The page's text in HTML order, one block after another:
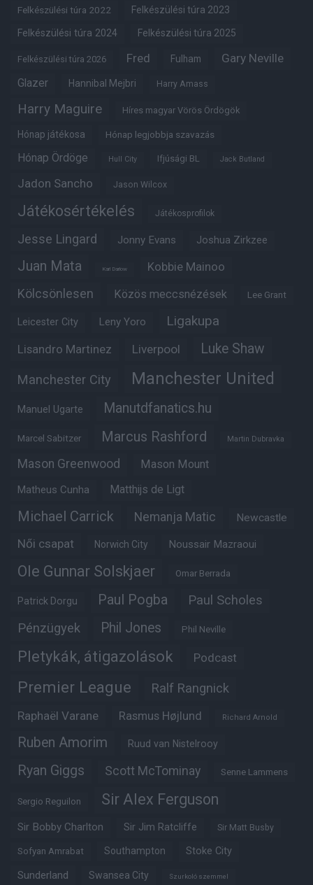
Felkészülési túra 2022 Felkészülési túra 2023
Felkészülési túra 2024 Felkészülési túra 2025
Felkészülési túra 2026 Fred Fulham Gary Neville
Glazer Hannibal Mejbri Harry Amass
Harry Maguire Híres magyar Vörös Ördögök
Hónap játékosa Hónap legjobbja szavazás
Hónap Ördöge Hull City Ifjúsági BL Jack Butland
Jadon Sancho Jason Wilcox
Játékosértékelés Játékosprofilok
Jesse Lingard Jonny Evans Joshua Zirkzee
Juan Mata Karl Darlow Kobbie Mainoo
Kölcsönlesen Közös meccsnézések Lee Grant
Leicester City Leny Yoro Ligakupa
Lisandro Martinez Liverpool Luke Shaw
Manchester City Manchester United
Manuel Ugarte Manutdfanatics.hu
Marcel Sabitzer Marcus Rashford Martin Dubravka
Mason Greenwood Mason Mount
Matheus Cunha Matthijs de Ligt
Michael Carrick Nemanja Matic Newcastle
Női csapat Norwich City Noussair Mazraoui
Ole Gunnar Solskjaer Omar Berrada
Patrick Dorgu Paul Pogba Paul Scholes
Pénzügyek Phil Jones Phil Neville
Pletykák, átigazolások Podcast
Premier League Ralf Rangnick
Raphaël Varane Rasmus Højlund Richard Arnold
Ruben Amorim Ruud van Nistelrooy
Ryan Giggs Scott McTominay Senne Lammens
Sergio Reguilon Sir Alex Ferguson
Sir Bobby Charlton Sir Jim Ratcliffe Sir Matt Busby
Sofyan Amrabat Southampton Stoke City
Sunderland Swansea City Szurkoló szemmel